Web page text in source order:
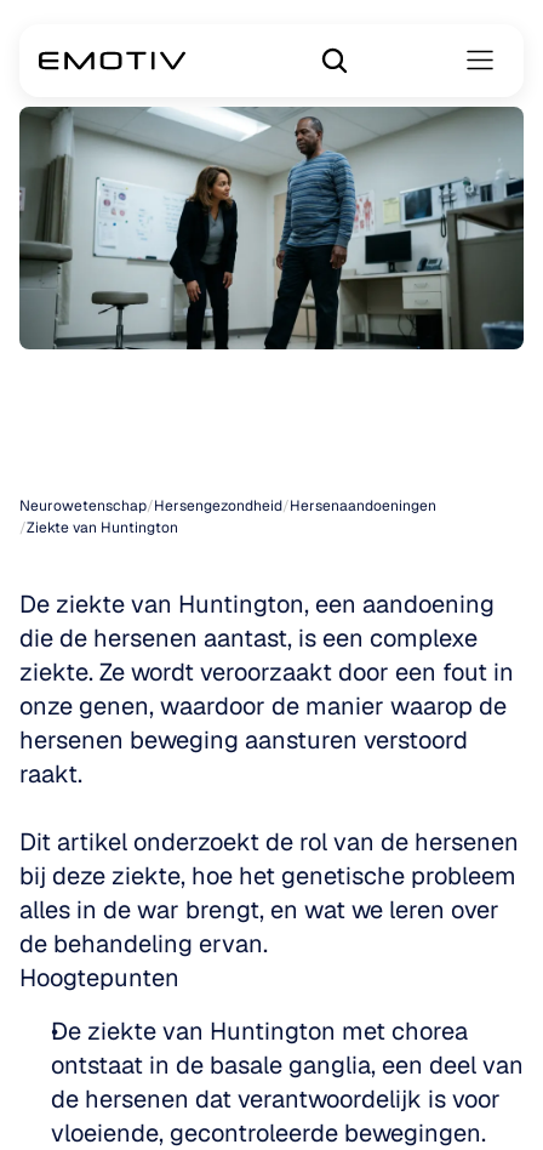
Neurowetenschap/Hersengezondheid/Hersenaandoeningen
/Ziekte van Huntington
De ziekte van Huntington, een aandoening
die de hersenen aantast, is een complexe
ziekte. Ze wordt veroorzaakt door een fout in
onze genen, waardoor de manier waarop de
hersenen beweging aansturen verstoord
raakt.
Dit artikel onderzoekt de rol van de hersenen
bij deze ziekte, hoe het genetische probleem
alles in de war brengt, en wat we leren over
de behandeling ervan.
Hoogtepunten
De ziekte van Huntington met chorea
ontstaat in de basale ganglia, een deel van
de hersenen dat verantwoordelijk is voor
vloeiende, gecontroleerde bewegingen.